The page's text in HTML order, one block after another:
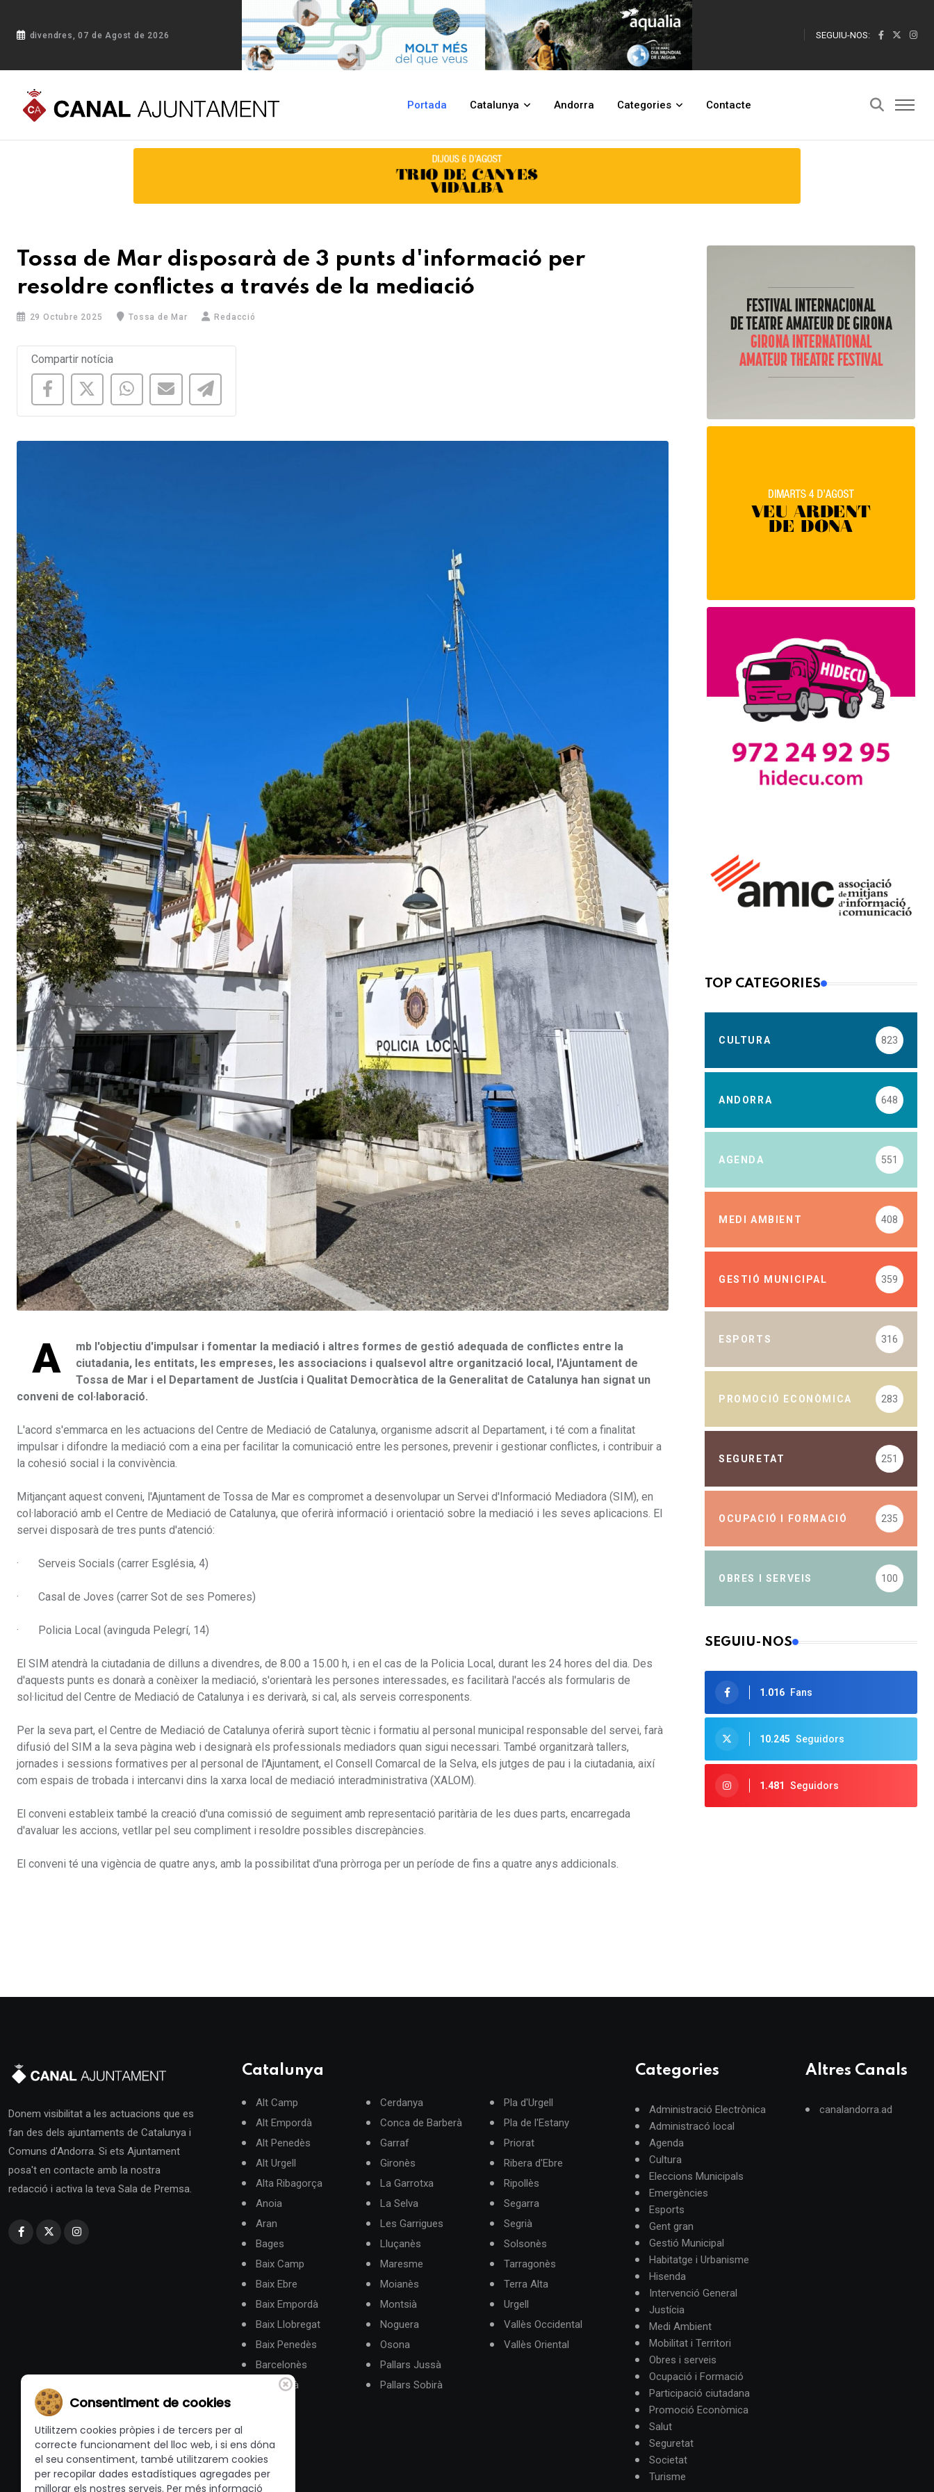
divendres, 07 de Agost de 2026 SEGUIU-NOS:
Portada Catalunya Andorra Categories Contacte
Portada Blog Tossa de Mar disposarà de 3 punts d'informació per resoldre conflictes a través de la mediació
Tossa de Mar disposarà de 3 punts d'informació per
resoldre conflictes a través de la mediació
29 Octubre 2025 Tossa de Mar Redacció
Compartir notícia
A
mb l'objectiu d'impulsar i fomentar la mediació i altres formes de gestió adequada de conflictes entre la
ciutadania, les entitats, les empreses, les associacions i qualsevol altre organització local, l'Ajuntament de
Tossa de Mar i el Departament de Justícia i Qualitat Democràtica de la Generalitat de Catalunya han signat un
conveni de col·laboració.
L'acord s'emmarca en les actuacions del Centre de Mediació de Catalunya, organisme adscrit al Departament, i té com a finalitat
impulsar i difondre la mediació com a eina per facilitar la comunicació entre les persones, prevenir i gestionar conflictes, i contribuir a
la cohesió social i la convivència.
Mitjançant aquest conveni, l'Ajuntament de Tossa de Mar es compromet a desenvolupar un Servei d'Informació Mediadora (SIM), en
col·laboració amb el Centre de Mediació de Catalunya, que oferirà informació i orientació sobre la mediació i les seves aplicacions. El
servei disposarà de tres punts d'atenció:
· Serveis Socials (carrer Església, 4)
· Casal de Joves (carrer Sot de ses Pomeres)
· Policia Local (avinguda Pelegrí, 14)
El SIM atendrà la ciutadania de dilluns a divendres, de 8.00 a 15.00 h, i en el cas de la Policia Local, durant les 24 hores del dia. Des
d'aquests punts es donarà a conèixer la mediació, s'orientarà les persones interessades, es facilitarà l'accés als formularis de
sol·licitud del Centre de Mediació de Catalunya i es derivarà, si cal, als serveis corresponents.
Per la seva part, el Centre de Mediació de Catalunya oferirà suport tècnic i formatiu al personal municipal responsable del servei, farà
difusió del SIM a la seva pàgina web i designarà els professionals mediadors quan sigui necessari. També organitzarà tallers,
jornades i sessions formatives per al personal de l'Ajuntament, el Consell Comarcal de la Selva, els jutges de pau i la ciutadania, així
com espais de trobada i intercanvi dins la xarxa local de mediació interadministrativa (XALOM).
El conveni estableix també la creació d'una comissió de seguiment amb representació paritària de les dues parts, encarregada
d'avaluar les accions, vetllar pel seu compliment i resoldre possibles discrepàncies.
El conveni té una vigència de quatre anys, amb la possibilitat d'una pròrroga per un període de fins a quatre anys addicionals.
TOP CATEGORIES
CULTURA 823
ANDORRA 648
AGENDA 551
MEDI AMBIENT 408
GESTIÓ MUNICIPAL 359
ESPORTS 316
PROMOCIÓ ECONÒMICA 283
SEGURETAT 251
OCUPACIÓ I FORMACIÓ 235
OBRES I SERVEIS 100
SEGUIU-NOS
1.016 Fans
10.245 Seguidors
1.481 Seguidors
Donem visibilitat a les actuacions que es
fan des dels ajuntaments de Catalunya i
Comuns d'Andorra. Si ets Ajuntament
posa't en contacte amb la nostra
redacció i activa la teva Sala de Premsa.
Catalunya
Alt Camp
Alt Empordà
Alt Penedès
Alt Urgell
Alta Ribagorça
Anoia
Aran
Bages
Baix Camp
Baix Ebre
Baix Empordà
Baix Llobregat
Baix Penedès
Barcelonès
Berguedà
Cerdanya
Conca de Barberà
Garraf
Gironès
La Garrotxa
La Selva
Les Garrigues
Lluçanès
Maresme
Moianès
Montsià
Noguera
Osona
Pallars Jussà
Pallars Sobirà
Pla d'Urgell
Pla de l'Estany
Priorat
Ribera d'Ebre
Ripollès
Segarra
Segrià
Solsonès
Tarragonès
Terra Alta
Urgell
Vallès Occidental
Vallès Oriental
Categories
Administració Electrònica
Administracó local
Agenda
Cultura
Eleccions Municipals
Emergències
Esports
Gent gran
Gestió Municipal
Habitatge i Urbanisme
Hisenda
Intervenció General
Justícia
Medi Ambient
Mobilitat i Territori
Obres i serveis
Ocupació i Formació
Participació ciutadana
Promoció Econòmica
Salut
Seguretat
Societat
Turisme
Altres Canals
canalandorra.ad
Consentiment de cookies
Utilitzem cookies pròpies i de tercers per al
correcte funcionament del lloc web, i si ens dóna
el seu consentiment, també utilitzarem cookies
per recopilar dades estadístiques agregades per
millorar els nostres serveis. Per més informació